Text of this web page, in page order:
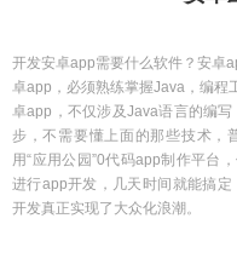
开发安卓app需要什么软件？安卓
卓app，必须熟练掌握Java，编程
卓app，不仅涉及Java语言的编
步，不需要懂上面的那些技术，
用“应用公园”0代码app制作平台
进行app开发，几天时间就能搞
开发真正实现了大众化浪潮。